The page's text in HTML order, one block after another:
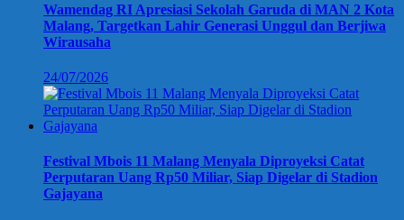
Wamendag RI Apresiasi Sekolah Garuda di MAN 2 Kota
Malang, Targetkan Lahir Generasi Unggul dan Berjiwa
Wirausaha
24/07/2026
Festival Mbois 11 Malang Menyala Diproyeksi Catat
Perputaran Uang Rp50 Miliar, Siap Digelar di Stadion
Gajayana